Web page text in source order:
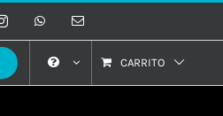
InstagramWhatsAppCorreo
CARRITO